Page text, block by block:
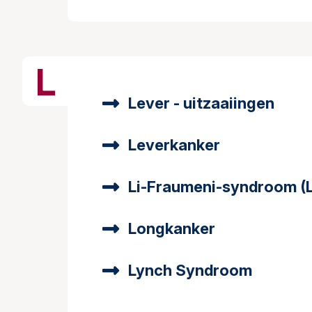
L Lever - uitzaaiingen
Leverkanker
Li-Fraumeni-syndroom
Longkanker
Lynch Syndroom